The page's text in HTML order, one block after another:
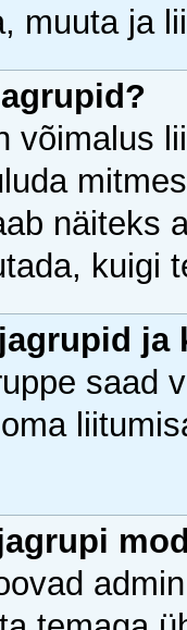
muuta ja
võimalus
näiteks
kuigi
saad